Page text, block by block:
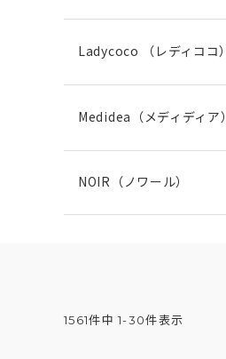
Ladycoco （レディココ）
Medidea（メディディア）
NOIR（ノワール）
1561件中 1-30件表示